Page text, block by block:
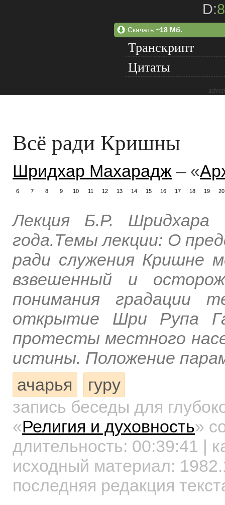
D:
Скачать ~18 Мб.
Транскрипт
Цитаты
Всё ради Кришны
Шридхар Махарадж – «
6 7 8 9 10 11 12 13 14 15 16 17 18 19 20
Лекция Б.Р.
года.Темы лекции: О
ради служения Кришне
взвешенный и
понимания градации
открытие Шри Рупа
протесты местного
истины. Положение
ачарья
гуру
запись беседы для
«Религия и духовность»
длительность: 00:39:41 |
исходный материал:
последняя редакция